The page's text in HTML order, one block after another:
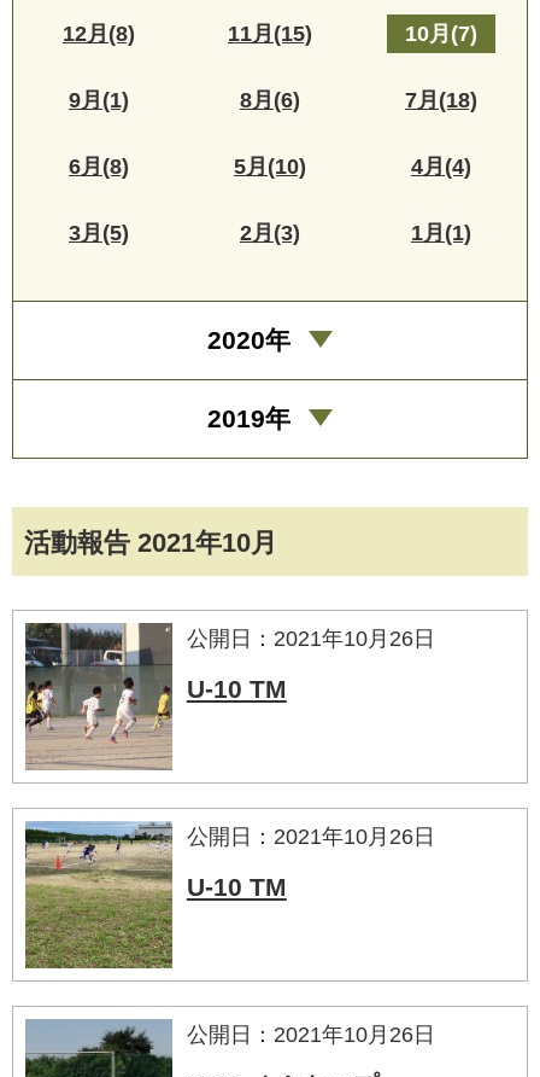
活動報告 2021年10月
公開日：2021年10月26日
U-10 TM
公開日：2021年10月26日
U-10 TM
公開日：2021年10月26日
12月(8) 11月(15) 10月(7)
9月(1) 8月(6) 7月(18)
6月(8) 5月(10) 4月(4)
3月(5) 2月(3) 1月(1)
2020年
2019年